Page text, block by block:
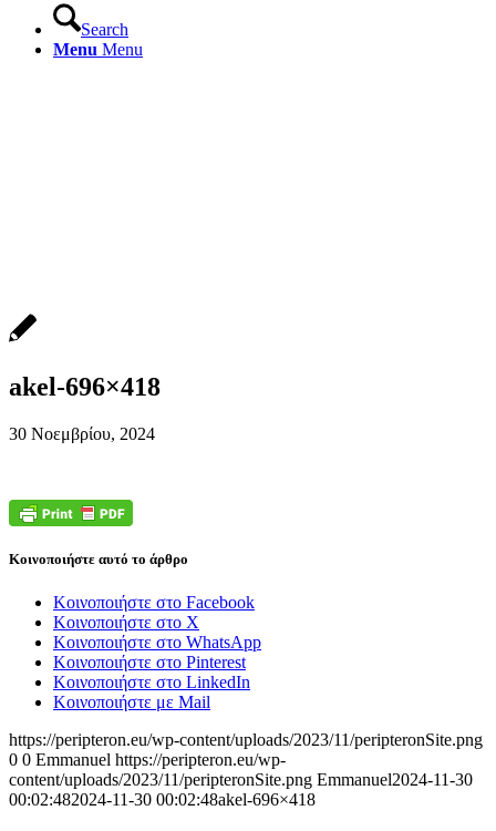
Search
Menu Menu
akel-696×418
30 Νοεμβρίου, 2024
Κοινοποιήστε αυτό το άρθρο
Κοινοποιήστε στο Facebook
Κοινοποιήστε στο X
Κοινοποιήστε στο WhatsApp
Κοινοποιήστε στο Pinterest
Κοινοποιήστε στο LinkedIn
Κοινοποιήστε με Mail
https://peripteron.eu/wp-content/uploads/2023/11/peripteronSite.png
0 0 Emmanuel https://peripteron.eu/wp-
content/uploads/2023/11/peripteronSite.png Emmanuel2024-11-30
00:02:482024-11-30 00:02:48akel-696×418